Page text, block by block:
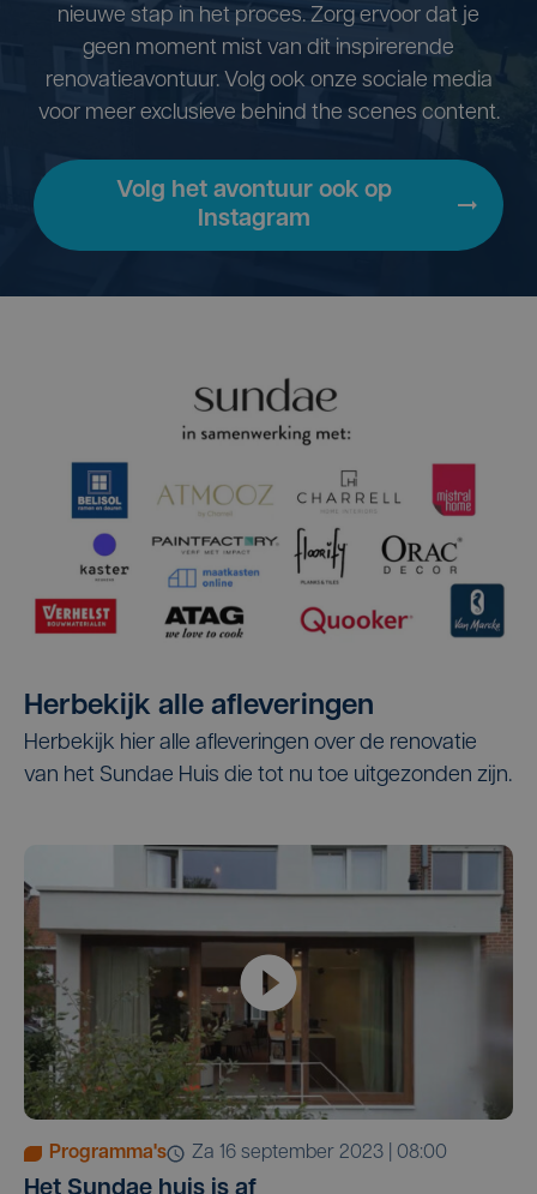
nieuwe stap in het proces. Zorg ervoor dat je
geen moment mist van dit inspirerende
renovatieavontuur. Volg ook onze sociale media
voor meer exclusieve behind the scenes content.
Volg het avontuur ook op
Instagram
Herbekijk alle afleveringen
Herbekijk hier alle afleveringen over de renovatie
van het Sundae Huis die tot nu toe uitgezonden zijn.
Programma's za 16 september 2023 | 08:00